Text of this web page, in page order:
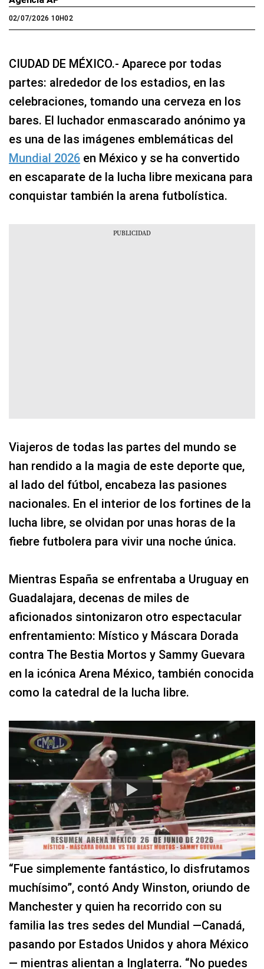
02/07/2026 10H02
CIUDAD DE MÉXICO.- Aparece por todas
partes: alrededor de los estadios, en las
celebraciones, tomando una cerveza en los
bares. El luchador enmascarado anónimo ya
es una de las imágenes emblemáticas del
Mundial 2026 en México y se ha convertido
en escaparate de la lucha libre mexicana para
conquistar también la arena futbolística.
Viajeros de todas las partes del mundo se
han rendido a la magia de este deporte que,
al lado del fútbol, encabeza las pasiones
nacionales. En el interior de los fortines de la
lucha libre, se olvidan por unas horas de la
fiebre futbolera para vivir una noche única.
Mientras España se enfrentaba a Uruguay en
Guadalajara, decenas de miles de
aficionados sintonizaron otro espectacular
enfrentamiento: Místico y Máscara Dorada
contra The Bestia Mortos y Sammy Guevara
en la icónica Arena México, también conocida
como la catedral de la lucha libre.
“Fue simplemente fantástico, lo disfrutamos
muchísimo”, contó Andy Winston, oriundo de
Manchester y quien ha recorrido con su
familia las tres sedes del Mundial —Canadá,
pasando por Estados Unidos y ahora México
— mientras alientan a Inglaterra. “No puedes